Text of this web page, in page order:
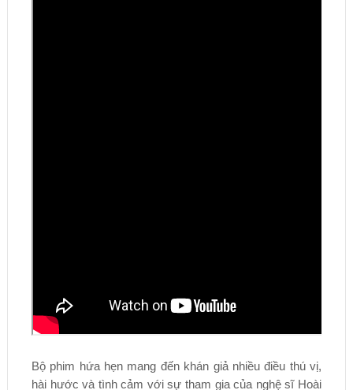
Bộ phim hứa hẹn mang đến khán giả nhiều điều thú vị,
hài hước và tình cảm với sự tham gia của nghệ sĩ Hoài